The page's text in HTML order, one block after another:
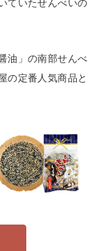
ていたせんべいの
油」の南部せんべ
の定番人気商品と